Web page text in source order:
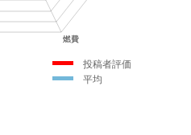
投稿者評価
平均